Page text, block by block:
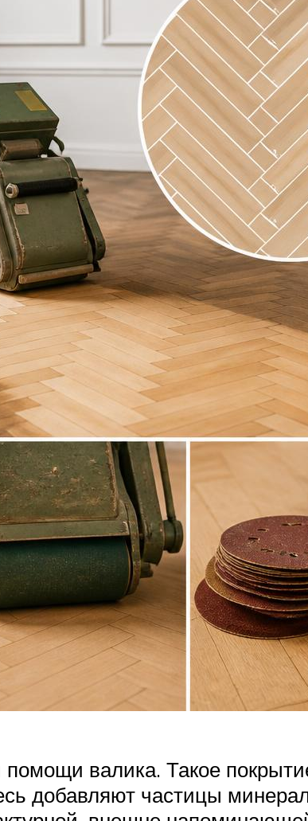
помощи валика. Такое
добавляют частицы